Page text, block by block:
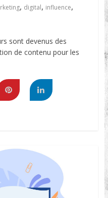
, digital, influence,
sont devenus des
de contenu pour les